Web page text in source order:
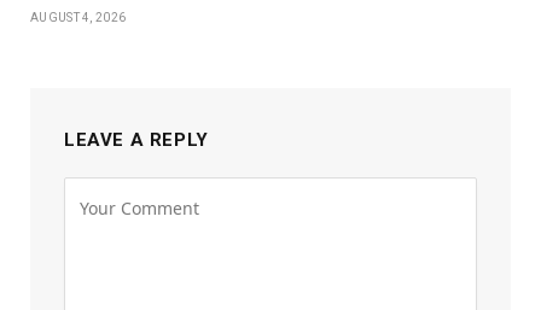
AUGUST 4, 2026
LEAVE A REPLY